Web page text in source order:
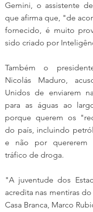
Gemini, o assistente
que afirma que, "de
fornecido, é muito
sido criado por
Também o
Nicolás Maduro,
Unidos de enviarem
para as águas ao
porque querem os
do país, incluindo
e não por quererem
tráfico de droga.
"A juventude dos
acredita nas mentiras
Casa Branca, Marco